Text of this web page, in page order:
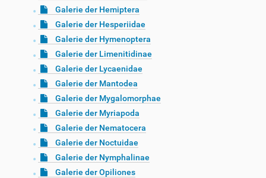
Galerie der Hemiptera
Galerie der Hesperiidae
Galerie der Hymenoptera
Galerie der Limenitidinae
Galerie der Lycaenidae
Galerie der Mantodea
Galerie der Mygalomorphae
Galerie der Myriapoda
Galerie der Nematocera
Galerie der Noctuidae
Galerie der Nymphalinae
Galerie der Opiliones